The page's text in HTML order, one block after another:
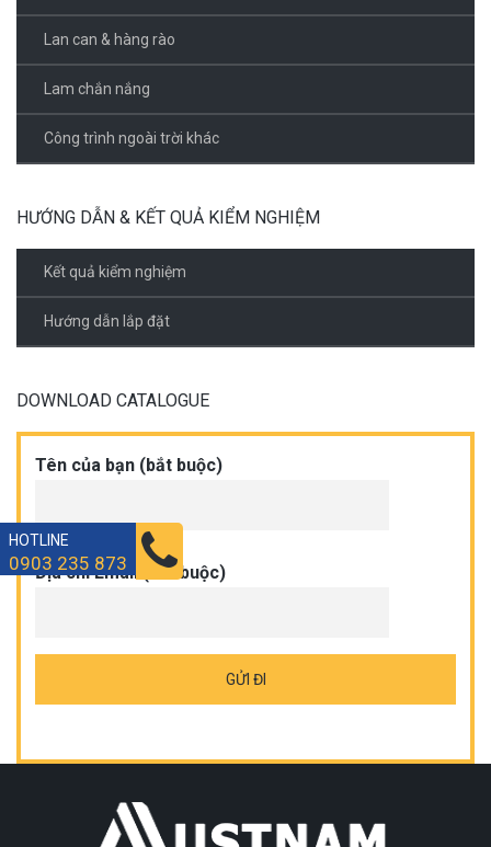
Lan can & hàng rào
Lam chắn nắng
Công trình ngoài trời khác
HƯỚNG DẪN & KẾT QUẢ KIỂM NGHIỆM
Kết quả kiểm nghiệm
Hướng dẫn lắp đặt
DOWNLOAD CATALOGUE
Tên của bạn (bắt buộc)
Địa chỉ Email (bắt buộc)
HOTLINE
0903 235 873